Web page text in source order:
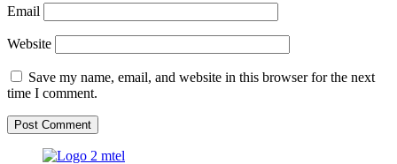
Email
Website
Save my name, email, and website in this browser for the next
time I comment.